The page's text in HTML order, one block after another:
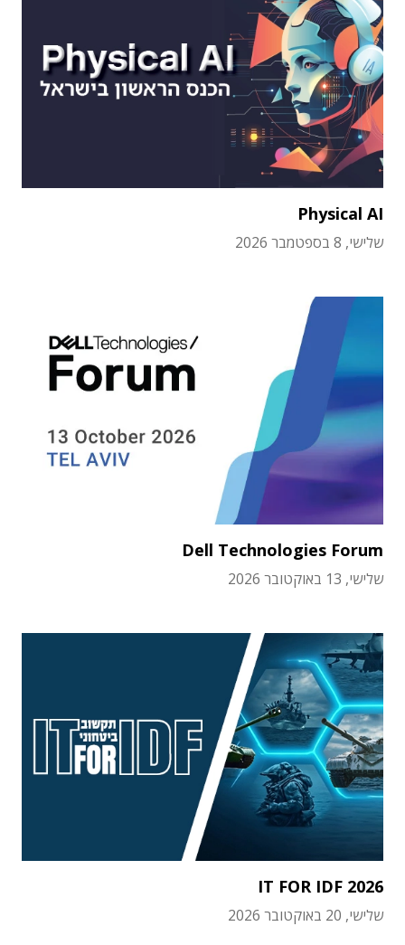
Physical AI
שלישי, 8 בספטמבר 2026
Dell Technologies Forum
שלישי, 13 באוקטובר 2026
IT FOR IDF 2026
שלישי, 20 באוקטובר 2026